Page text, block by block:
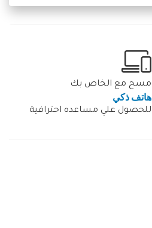
مسح مع الخاص بك
هاتف ذكي
للحصول علي مساعده احترافية